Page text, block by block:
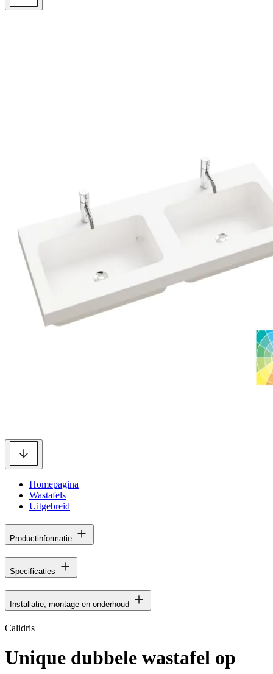
Homepagina
Wastafels
Uitgebreid
Productinformatie
Specificaties
Installatie, montage en onderhoud
Calidris
Unique dubbele wastafel op